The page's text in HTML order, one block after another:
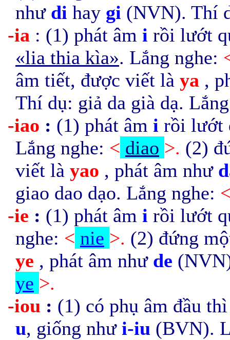
như di hay gi (NVN). Thí
-ia : (1) phát âm i rồi lướt
«lia thia kìa». Lắng nghe:
âm tiết, được viết là ya ,
Thí dụ: giả da già dạ.
-iao : (1) phát âm i rồi lướt
Lắng nghe: < diao >. (2)
viết là yao , phát âm như
giao dao dạo. Lắng nghe:
-ie : (1) phát âm i rồi lướt
nghe: < nie >. (2) đứng
ye , phát âm như de
ye >.
-iou : (1) có phụ âm đầu
u, giống như i-iu (BVN).